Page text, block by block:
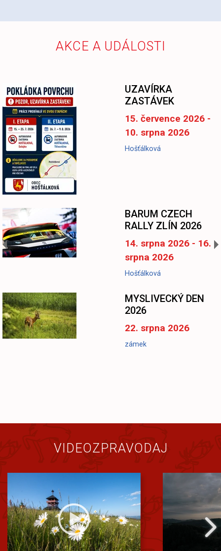
AKCE A UDÁLOSTI
UZAVÍRKA
ZASTÁVEK
15. července 2026 -
10. srpna 2026
Hošťálková
BARUM CZECH
RALLY ZLÍN 2026
14. srpna 2026 - 16.
srpna 2026
Hošťálková
MYSLIVECKÝ DEN
2026
22. srpna 2026
zámek
VIDEOZPRAVODAJ